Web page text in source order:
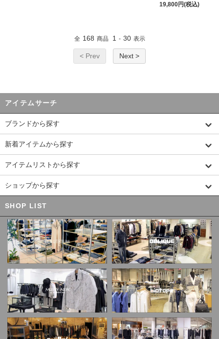
19,800円(税込)
全 168 商品 1 - 30 表示
< Prev Next >
アイテムサーチ
ブランドから探す
新着アイテムから探す
アイテムリストから探す
ショップから探す
SHOP LIST